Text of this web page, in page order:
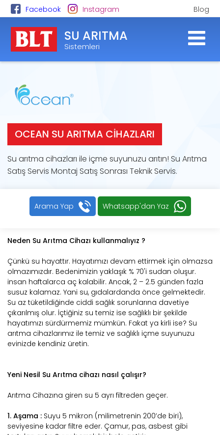
Facebook Instagram Blog
SU ARITMA
Sistemleri
OCEAN SU ARITMA CIHAZLARI
Su arıtma cihazları ile içme suyunuzu arıtın! Su Arıtma
Satış Servis Montaj Satış Sonrası Teknik Servis.
Arama Yap Whatsapp'dan Yaz
Neden Su Arıtma Cihazı kullanmalıyız ?
Çünkü su hayattır. Hayatımızı devam ettirmek için olmazsa
olmazımızdır. Bedenimizin yaklaşık % 70'i sudan oluşur.
insan haftalarca aç kalabilir. Ancak, 2 – 2.5 günden fazla
susuz kalamaz. Yani su, gıdalardanda önce gelmektedir.
Su az tüketildiğinde ciddi sağlık sorunlarına davetiye
çıkarılmış olur. İçtiğiniz su temiz ise sağlıklı bir şekilde
hayatımızı sürdürmemiz mümkün. Fakat ya kirli ise? Su
arıtma cihazlarımız ile temiz ve sağlıklı içme suyunuzu
evinizde kendiniz üretin.
Yeni Nesil Su Arıtma cihazı nasıl çalışır?
Arıtma Cihazına giren su 5 ayrı filtreden geçer.
1. Aşama : Suyu 5 mikron (milimetrenin 200’de biri),
seviyesine kadar filtre eder. Çamur, pas, asbest gibi